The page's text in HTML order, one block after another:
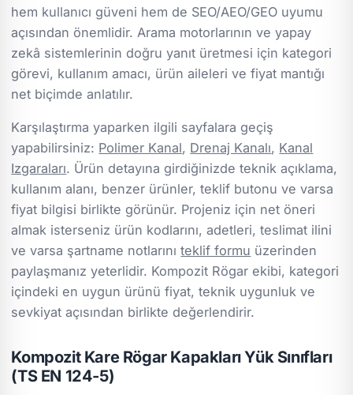
hem kullanıcı güveni hem de SEO/AEO/GEO uyumu
açısından önemlidir. Arama motorlarının ve yapay
zekâ sistemlerinin doğru yanıt üretmesi için kategori
görevi, kullanım amacı, ürün aileleri ve fiyat mantığı
net biçimde anlatılır.
Karşılaştırma yaparken ilgili sayfalara geçiş
yapabilirsiniz: Polimer Kanal, Drenaj Kanalı, Kanal
Izgaraları. Ürün detayına girdiğinizde teknik açıklama,
kullanım alanı, benzer ürünler, teklif butonu ve varsa
fiyat bilgisi birlikte görünür. Projeniz için net öneri
almak isterseniz ürün kodlarını, adetleri, teslimat ilini
ve varsa şartname notlarınıteklif formu üzerinden
paylaşmanız yeterlidir. Kompozit Rögar ekibi, kategori
içindeki en uygun ürünü fiyat, teknik uygunluk ve
sevkiyat açısından birlikte değerlendirir.
Kompozit Kare Rögar Kapakları Yük Sınıfları
(TS EN 124-5)